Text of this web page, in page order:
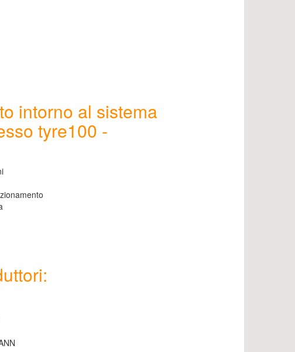
intorno al sistema
tyre100 -